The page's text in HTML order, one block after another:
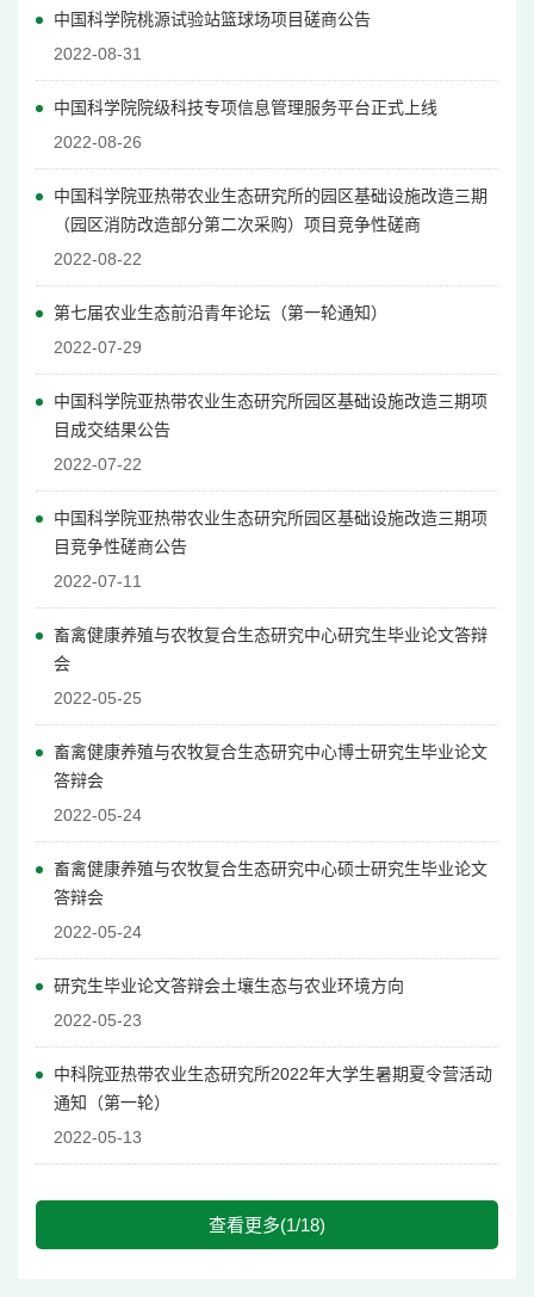
中国科学院桃源试验站篮球场项目磋商公告
2022-08-31
中国科学院院级科技专项信息管理服务平台正式上线
2022-08-26
中国科学院亚热带农业生态研究所的园区基础设施改造三期
（园区消防改造部分第二次采购）项目竞争性磋商
2022-08-22
第七届农业生态前沿青年论坛（第一轮通知）
2022-07-29
中国科学院亚热带农业生态研究所园区基础设施改造三期项
目成交结果公告
2022-07-22
中国科学院亚热带农业生态研究所园区基础设施改造三期项
目竞争性磋商公告
2022-07-11
畜禽健康养殖与农牧复合生态研究中心研究生毕业论文答辩
会
2022-05-25
畜禽健康养殖与农牧复合生态研究中心博士研究生毕业论文
答辩会
2022-05-24
畜禽健康养殖与农牧复合生态研究中心硕士研究生毕业论文
答辩会
2022-05-24
研究生毕业论文答辩会土壤生态与农业环境方向
2022-05-23
中科院亚热带农业生态研究所2022年大学生暑期夏令营活动
通知（第一轮）
2022-05-13
查看更多(1/18)